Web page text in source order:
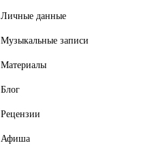
Личные данные
Музыкальные записи
Материалы
Блог
Рецензии
Афиша